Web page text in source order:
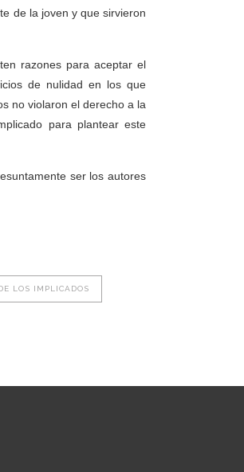
de la joven y que sirvieron
razones para aceptar el
de nulidad en los que
no violaron el derecho a la
para plantear este
ser los autores
LOS IMPLICADOS